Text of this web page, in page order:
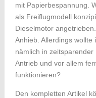
mit Papierbespannung.
als Freiflugmodell
Dieselmotor
Anhieb. Allerdings wollte
nämlich in
Antrieb und vor allem
funktionieren?
Den kompletten Artikel